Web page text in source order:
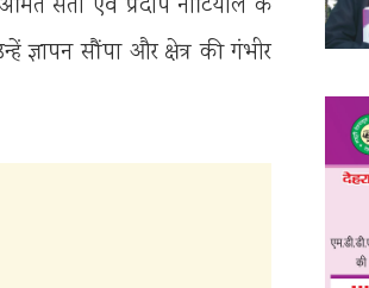
सती एवं प्रदीप नौटियाल के
सौंपा और क्षेत्र की गंभीर